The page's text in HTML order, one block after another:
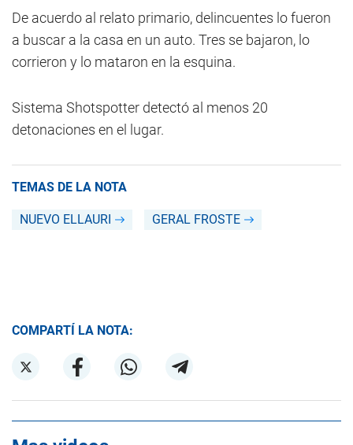
De acuerdo al relato primario, delincuentes lo fueron
a buscar a la casa en un auto. Tres se bajaron, lo
corrieron y lo mataron en la esquina.
Sistema Shotspotter detectó al menos 20
detonaciones en el lugar.
TEMAS DE LA NOTA
NUEVO ELLAURI GERAL FROSTE
COMPARTÍ LA NOTA: